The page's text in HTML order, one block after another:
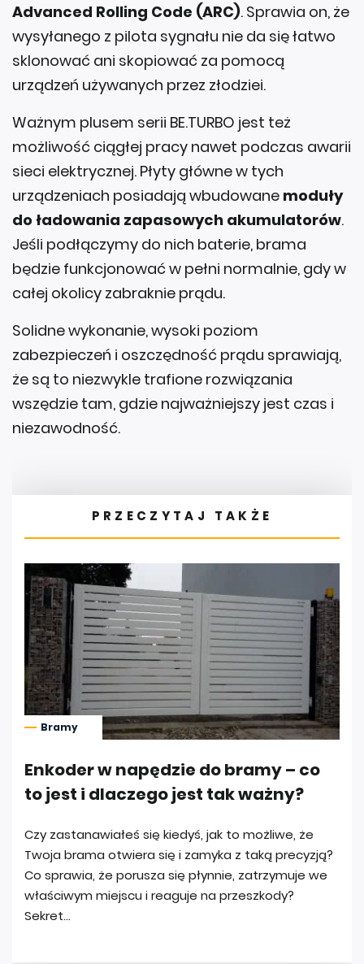
Advanced Rolling Code (ARC). Sprawia on, że
wysyłanego z pilota sygnału nie da się łatwo
sklonować ani skopiować za pomocą
urządzeń używanych przez złodziei.
Ważnym plusem serii BE.TURBO jest też
możliwość ciągłej pracy nawet podczas awarii
sieci elektrycznej. Płyty główne w tych
urządzeniach posiadają wbudowane moduły
do ładowania zapasowych akumulatorów.
Jeśli podłączymy do nich baterie, brama
będzie funkcjonować w pełni normalnie, gdy w
całej okolicy zabraknie prądu.
Solidne wykonanie, wysoki poziom
zabezpieczeń i oszczędność prądu sprawiają,
że są to niezwykle trafione rozwiązania
wszędzie tam, gdzie najważniejszy jest czas i
niezawodność.